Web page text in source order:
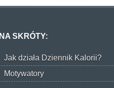
NA SKRÓTY:
Jak działa Dziennik Kalorii?
Motywatory